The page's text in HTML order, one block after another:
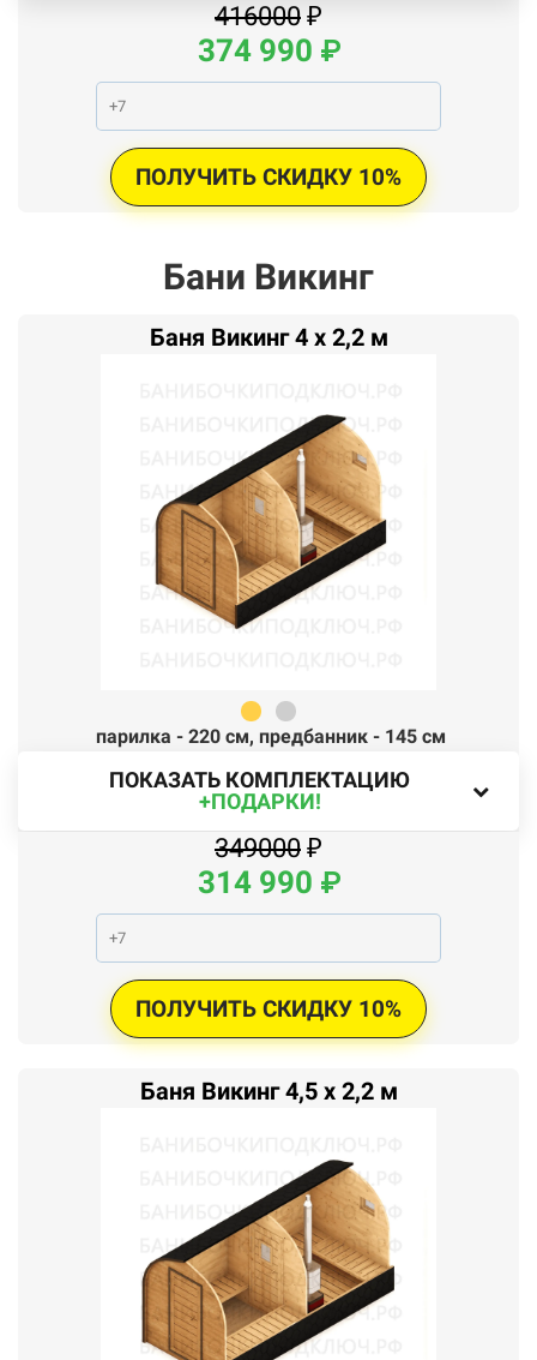
416000 ₽
374 990 ₽
ПОЛУЧИТЬ СКИДКУ 10%
Бани Викинг
Баня Викинг 4 x 2,2 м
парилка - 220 см, предбанник - 145 см
ПОКАЗАТЬ КОМПЛЕКТАЦИЮ
+ПОДАРКИ!
349000 ₽
314 990 ₽
ПОЛУЧИТЬ СКИДКУ 10%
Баня Викинг 4,5 x 2,2 м